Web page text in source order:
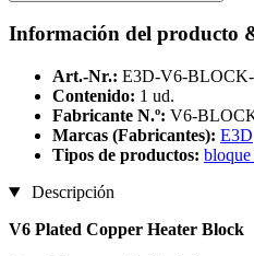
Información del producto
Art.-Nr.: E3D-V6-
Contenido: 1 ud.
Fabricante N.º: V6-
Marcas (Fabricantes): E3D
Tipos de productos:
Descripción
V6 Plated Copper Heater Block